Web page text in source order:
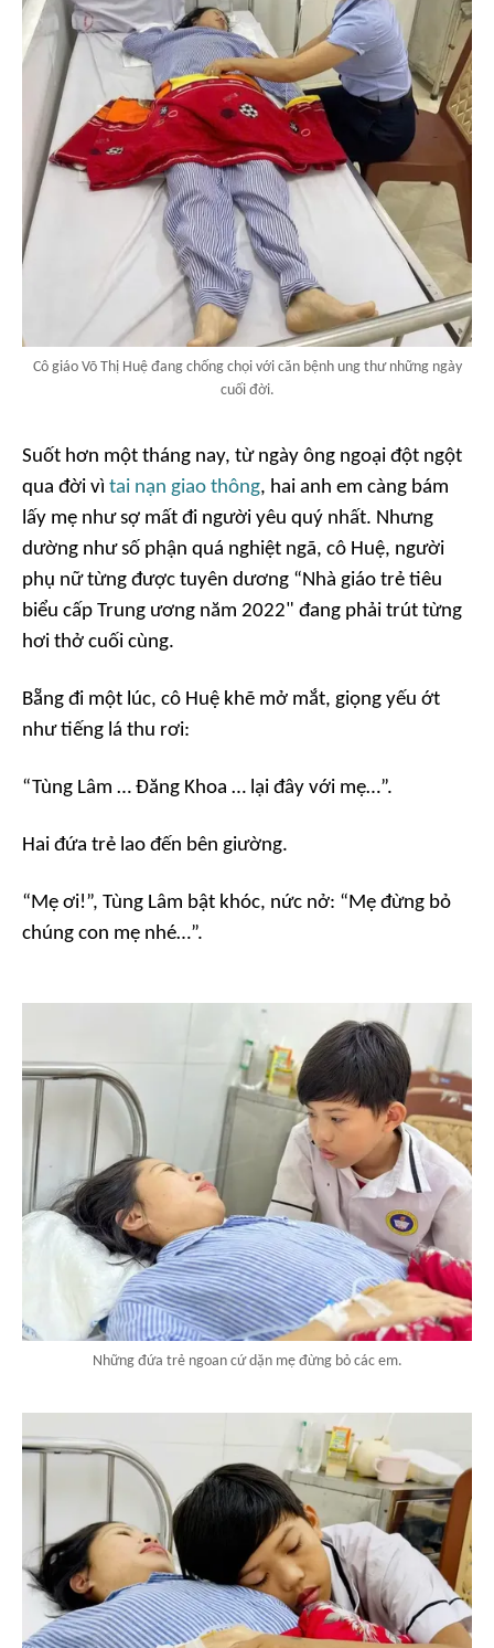
Cô giáo Võ Thị Huệ đang chống chọi với căn bệnh ung thư những ngày
cuối đời.
Suốt hơn một tháng nay, từ ngày ông ngoại đột ngột
qua đời vì tai nạn giao thông, hai anh em càng bám
lấy mẹ như sợ mất đi người yêu quý nhất. Nhưng
dường như số phận quá nghiệt ngã, cô Huệ, người
phụ nữ từng được tuyên dương “Nhà giáo trẻ tiêu
biểu cấp Trung ương năm 2022" đang phải trút từng
hơi thở cuối cùng.
Bẵng đi một lúc, cô Huệ khẽ mở mắt, giọng yếu ớt
như tiếng lá thu rơi:
“Tùng Lâm … Đăng Khoa … lại đây với mẹ…”.
Hai đứa trẻ lao đến bên giường.
“Mẹ ơi!”, Tùng Lâm bật khóc, nức nở: “Mẹ đừng bỏ
chúng con mẹ nhé…”.
Những đứa trẻ ngoan cứ dặn mẹ đừng bỏ các em.